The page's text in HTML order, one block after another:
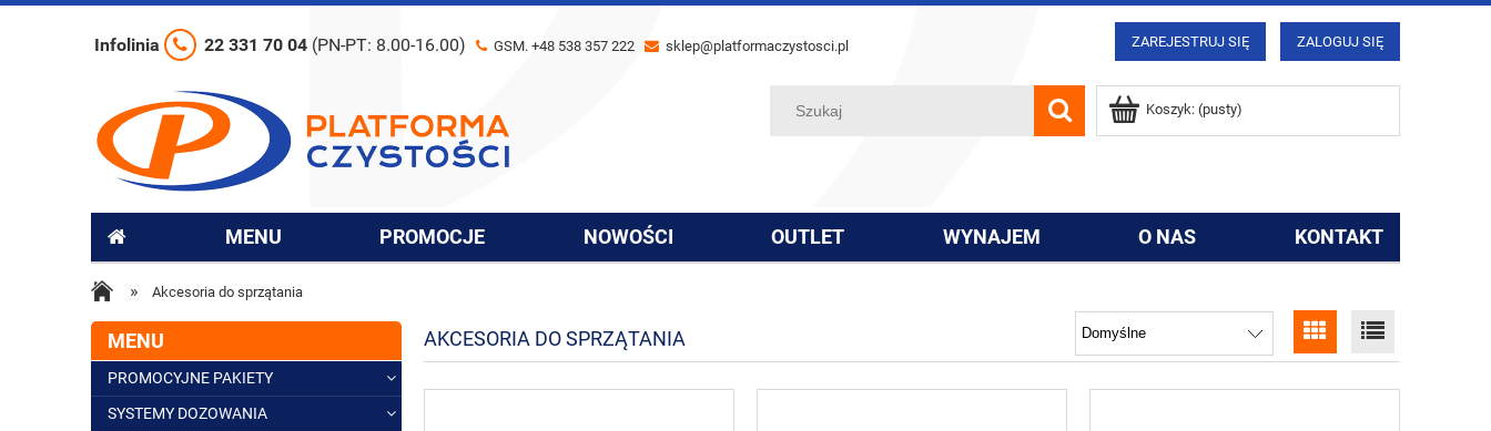
Infolinia 22 331 70 04 (PN-PT: 8.00-16.00) GSM. +48 538 357 222 sklep@platformaczystosci.pl ZAREJESTRUJ SIĘ ZALOGUJ SIĘ
Koszyk: (pusty)
MENU PROMOCJE NOWOŚCI OUTLET WYNAJEM O NAS KONTAKT
» Akcesoria do sprzątania
MENU
PROMOCYJNE PAKIETY
SYSTEMY DOZOWANIA
AKCESORIA DO SPRZĄTANIA